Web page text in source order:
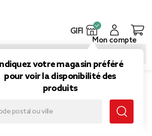
GIFI
votre magasin préféré
pour voir la disponibilité des
produits
Mon compte
forme
30x30cm